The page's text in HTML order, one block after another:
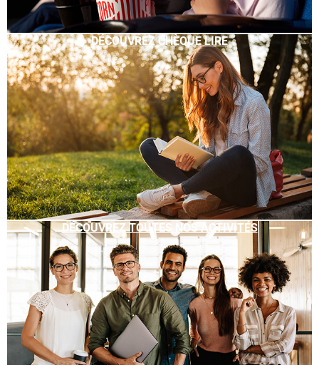
DÉCOUVREZ CHÈQUE LIRE
DÉCOUVREZ TOUTES NOS ACTIVITÉS